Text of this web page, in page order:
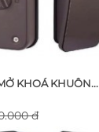
KHOÁ KHUÔN...
đ